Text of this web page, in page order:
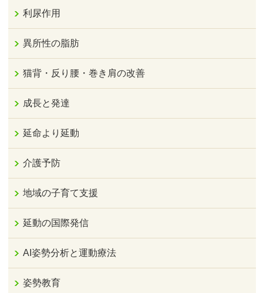
利尿作用
異所性の脂肪
猫背・反り腰・巻き肩の改善
成長と発達
延命より延動
介護予防
地域の子育て支援
延動の国際発信
AI姿勢分析と運動療法
姿勢教育